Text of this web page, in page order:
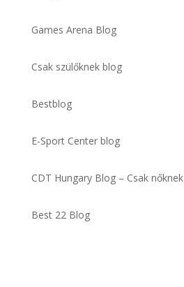
Games Arena Blog
Csak szülőknek blog
Bestblog
E-Sport Center blog
CDT Hungary Blog – Csak nőknek
Best 22 Blog